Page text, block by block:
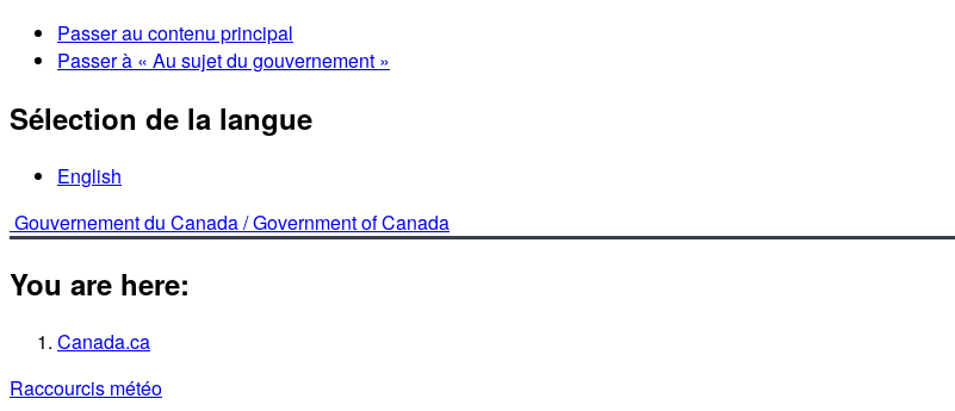
Passer au contenu principal
Passer à « Au sujet du gouvernement »
Sélection de la langue
English
Gouvernement du Canada /Government of Canada
You are here:
Canada.ca
Raccourcis météo